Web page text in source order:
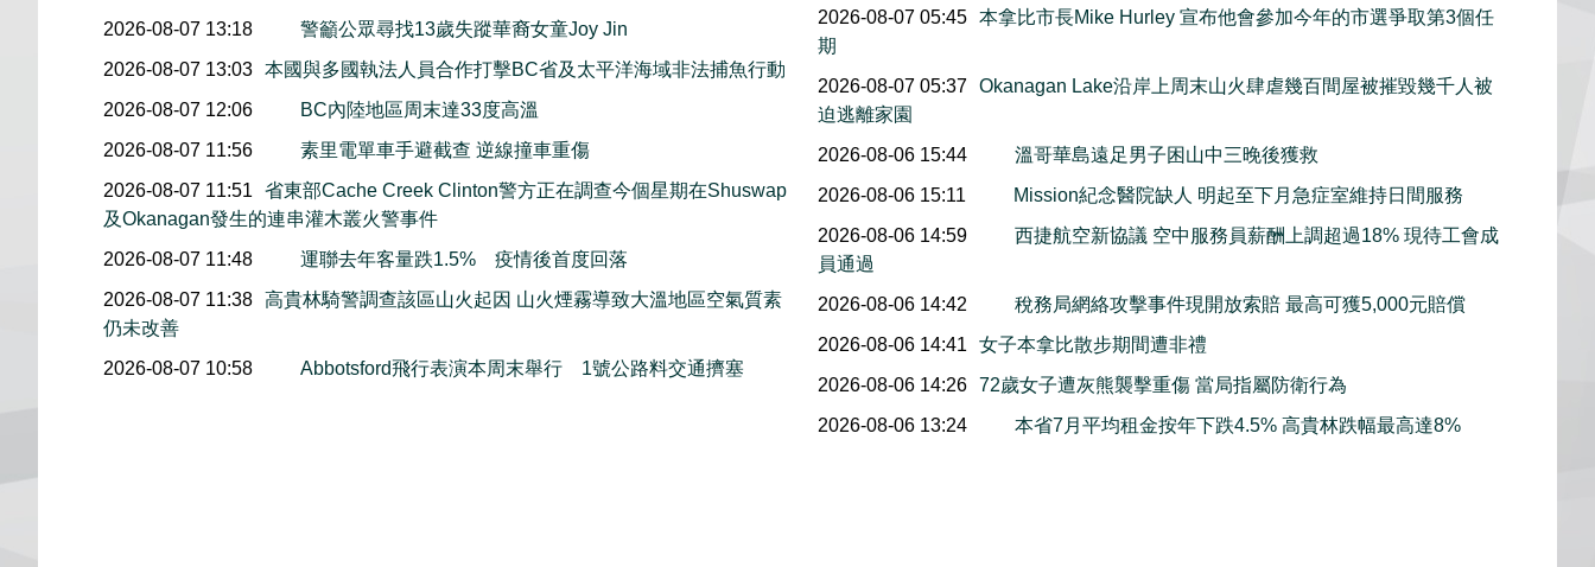
2026-08-07 13:18
警籲公眾尋找13歲失蹤華裔女童Joy Jin
2026-08-07 13:03 本國與多國執法人員合作打擊BC省及太平洋海域非法捕魚行動
2026-08-07 12:06
BC內陸地區周末達33度高溫
2026-08-07 11:56
素里電單車手避截查 逆線撞車重傷
2026-08-07 11:51
省東部Cache Creek Clinton警方正在調查今個星期在Shuswap
及Okanagan發生的連串灌木叢火警事件
2026-08-07 11:48
運聯去年客量跌1.5% 疫情後首度回落
2026-08-07 11:38 高貴林騎警調查該區山火起因 山火煙霧導致大溫地區空氣質素
仍未改善
2026-08-07 10:58
Abbotsford飛行表演本周末舉行 1號公路料交通擠塞
2026-08-07 05:45
本拿比市長Mike Hurley 宣布他會參加今年的市選爭取第3個任
期
2026-08-07 05:37
Okanagan Lake沿岸上周末山火肆虐幾百間屋被摧毀幾千人被
迫逃離家園
2026-08-06 15:44
溫哥華島遠足男子困山中三晚後獲救
2026-08-06 15:11
Mission紀念醫院缺人 明起至下月急症室維持日間服務
2026-08-06 14:59
西捷航空新協議 空中服務員薪酬上調超過18% 現待工會成
員通過
2026-08-06 14:42
稅務局網絡攻擊事件現開放索賠 最高可獲5,000元賠償
2026-08-06 14:41
女子本拿比散步期間遭非禮
2026-08-06 14:26
72歲女子遭灰熊襲擊重傷 當局指屬防衛行為
2026-08-06 13:24
本省7月平均租金按年下跌4.5% 高貴林跌幅最高達8%